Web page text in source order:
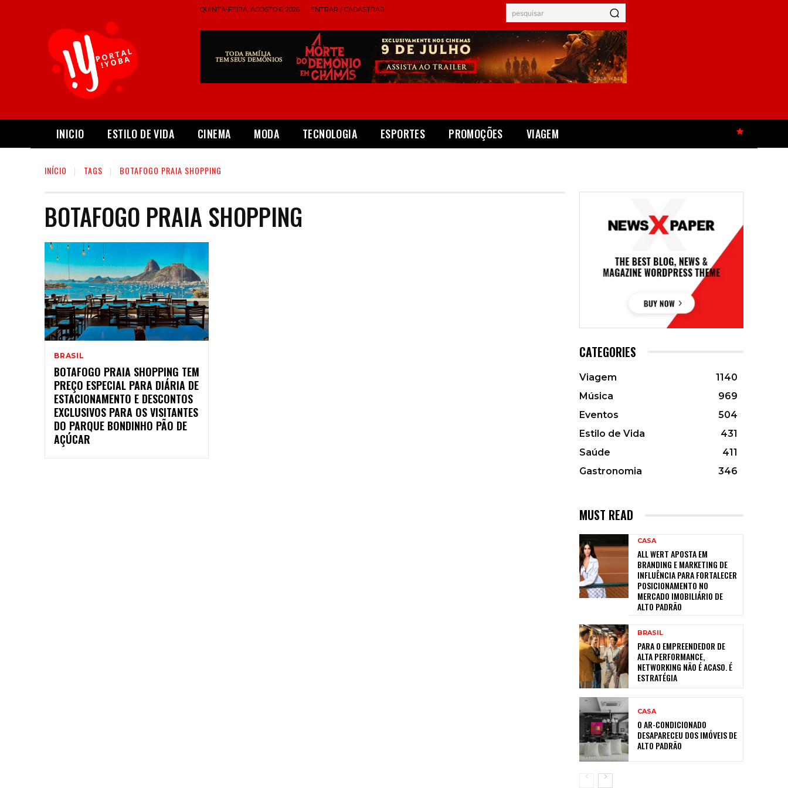
QUINTA-FEIRA, AGOSTO 6, 2026 ENTRAR / CADASTRAR pesquisar
INICIO ESTILO DE VIDA CINEMA MODA TECNOLOGIA ESPORTES PROMOÇÕES VIAGEM
INÍCIO TAGS BOTAFOGO PRAIA SHOPPING
BOTAFOGO PRAIA SHOPPING
BRASIL
BOTAFOGO PRAIA SHOPPING TEM
PREÇO ESPECIAL PARA DIÁRIA DE
ESTACIONAMENTO E DESCONTOS
EXCLUSIVOS PARA OS VISITANTES
DO PARQUE BONDINHO PÃO DE
AÇÚCAR
CATEGORIES
Viagem
1140
Música
969
Eventos
504
Estilo de Vida
431
Saúde
411
Gastronomia
346
MUST READ
CASA
ALL WERT APOSTA EM
BRANDING E MARKETING DE
INFLUÊNCIA PARA FORTALECER
POSICIONAMENTO NO
MERCADO IMOBILIÁRIO DE
ALTO PADRÃO
BRASIL
PARA O EMPREENDEDOR DE
ALTA PERFORMANCE,
NETWORKING NÃO É ACASO. É
ESTRATÉGIA
CASA
O AR-CONDICIONADO
DESAPARECEU DOS IMÓVEIS DE
ALTO PADRÃO